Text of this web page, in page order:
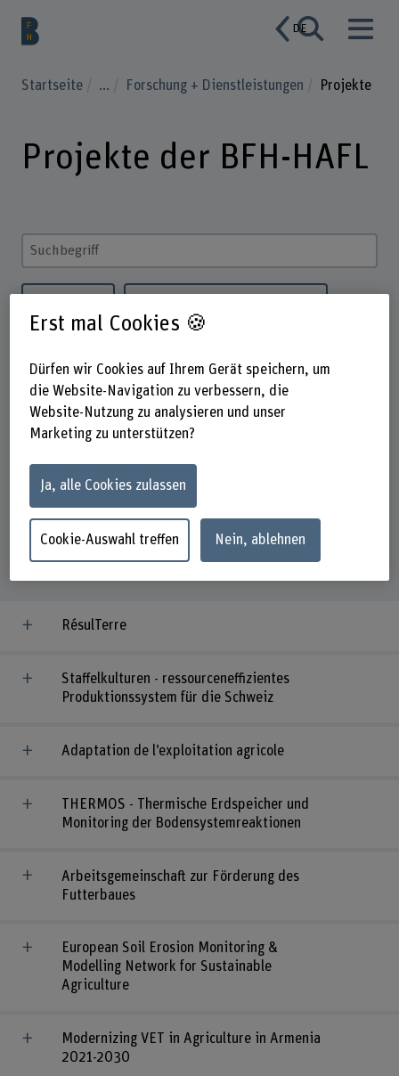
DE
Startseite ... Forschung + Dienstleistungen Projekte
Projekte der BFH-HAFL
Suchbegriff eingeben
Ziele für nachhaltige Entwicklung (SDGs)
Zeitraum
668 Projekte
RésulTerre
Staffelkulturen - ressourceneffizientes
Produktionssystem für die Schweiz
Adaptation de l’exploitation agricole
THERMOS - Thermische Erdspeicher und
Monitoring der Bodensystemreaktionen
Arbeitsgemeinschaft zur Förderung des
Futterbaues
European Soil Erosion Monitoring &
Modelling Network for Sustainable
Agriculture
Modernizing VET in Agriculture in Armenia
2021-2030
Erst mal Cookies 🍪
Dürfen wir Cookies auf Ihrem Gerät speichern, um
die Website-Navigation zu verbessern, die
Website-Nutzung zu analysieren und unser
Marketing zu unterstützen?
Ja, alle Cookies zulassen
Cookie-Auswahl treffen Nein, ablehnen